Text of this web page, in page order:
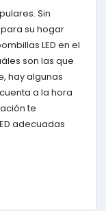
Sin
su hogar
LED en el
son las que
hay algunas
a la hora
te
adecuadas